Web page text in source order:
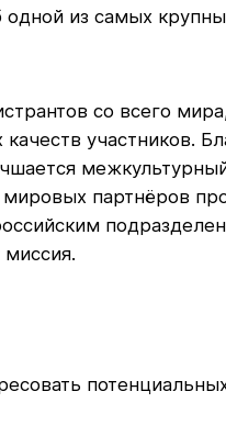
из самых
со всего
участников.
партнёров